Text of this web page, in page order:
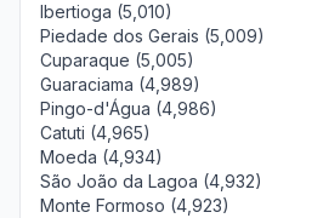
Ibertioga (5,010)
Piedade dos Gerais (5,009)
Cuparaque (5,005)
Guaraciama (4,989)
Pingo-d'Água (4,986)
Catuti (4,965)
Moeda (4,934)
São João da Lagoa (4,932)
Monte Formoso (4,923)